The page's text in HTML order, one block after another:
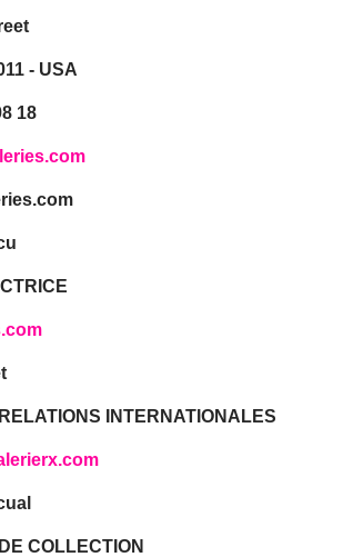
- USA
18
INTERNATIONALES
COLLECTION